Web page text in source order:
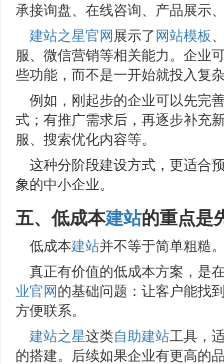
承接询盘、在线咨询、产品展示
建站之星官网 展示了 网站模板
服、微信营销等相关能力。企业
些功能，而不是一开始就投入复
例如，刚起步的企业可以先完
式；有推广需求后，再逐步补充
服、搜索优化内容等。
这种分阶段建设方式，更适合
象的中小企业。
五、低成本建站的重点是
低成本建站并不等于简单粗糙
真正有价值的低成本方案，是
业官网 的基础问题：让客户能找
方便联系。
建站之星这类自助建站工具，
的搭建。后续如果企业有更高的